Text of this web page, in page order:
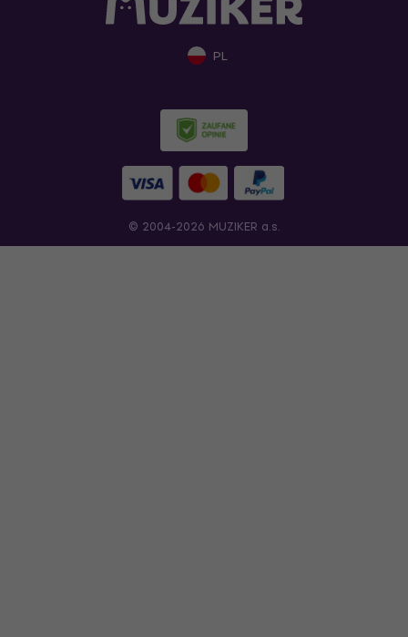
PL
© 2004-2026 MUZIKER a.s.